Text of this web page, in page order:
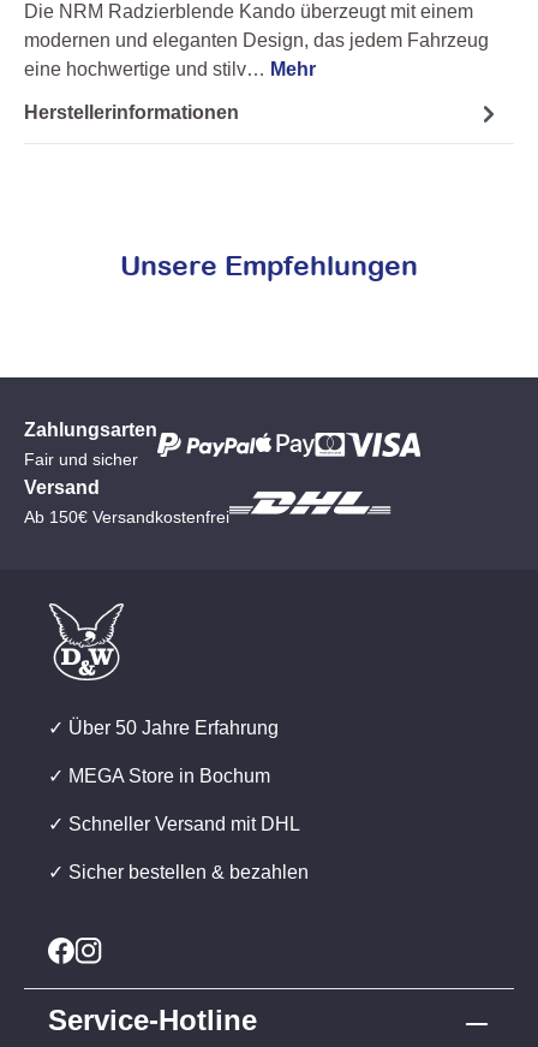
Die NRM Radzierblende Kando überzeugt mit einem
modernen und eleganten Design, das jedem Fahrzeug
eine hochwertige und stilv… Mehr
Herstellerinformationen
Unsere Empfehlungen
Zahlungsarten
Fair und sicher
Versand
Ab 150€ Versandkostenfrei
✓ Über 50 Jahre Erfahrung
✓ MEGA Store in Bochum
✓ Schneller Versand mit DHL
✓ Sicher bestellen & bezahlen
Service-Hotline